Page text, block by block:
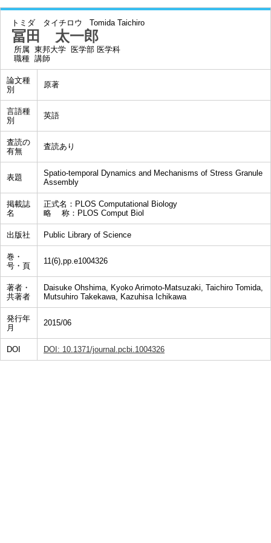
トミダ タイチロウ Tomida Taichiro
冨田 太一郎
所属 東邦大学 医学部 医学科
職種 講師
論文種
別
原著
言語種
別
英語
査読の
有無
査読あり
表題
Spatio-temporal Dynamics and Mechanisms of Stress Granule
Assembly
掲載誌
名
正式名：PLOS Computational Biology
略 称：PLOS Comput Biol
出版社 Public Library of Science
巻・
号・頁
11(6),pp.e1004326
著者・
共著者
Daisuke Ohshima, Kyoko Arimoto-Matsuzaki, Taichiro Tomida,
Mutsuhiro Takekawa, Kazuhisa Ichikawa
発行年
月
2015/06
DOI DOI: 10.1371/journal.pcbi.1004326